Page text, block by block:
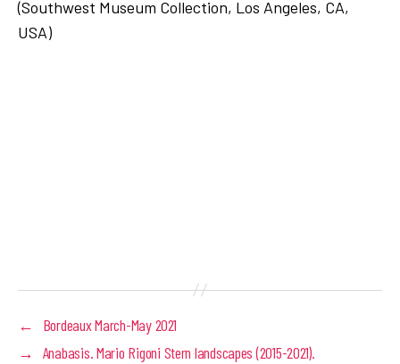
(Southwest Museum Collection, Los Angeles, CA,
USA)
←
Bordeaux March-May 2021
→ Anabasis. Mario Rigoni Stern landscapes (2015-2021).